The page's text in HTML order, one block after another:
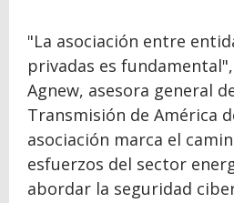
"La asociación entre
privadas es
Agnew, asesora general
Transmisión de América
asociación marca el
esfuerzos del sector
abordar la seguridad